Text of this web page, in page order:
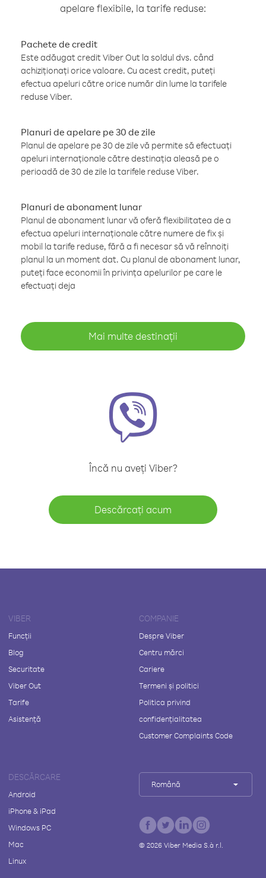
apelare flexibile, la tarife reduse:
Pachete de credit
Este adăugat credit Viber Out la soldul dvs. când
achiziționați orice valoare. Cu acest credit, puteți
efectua apeluri către orice număr din lume la tarifele
reduse Viber.
Planuri de apelare pe 30 de zile
Planul de apelare pe 30 de zile vă permite să efectuați
apeluri internaționale către destinația aleasă pe o
perioadă de 30 de zile la tarifele reduse Viber.
Planuri de abonament lunar
Planul de abonament lunar vă oferă flexibilitatea de a
efectua apeluri internaționale către numere de fix și
mobil la tarife reduse, fără a fi necesar să vă reînnoiți
planul la un moment dat. Cu planul de abonament lunar,
puteți face economii în privința apelurilor pe care le
efectuați deja
Mai multe destinații
Încă nu aveți Viber?
Descărcați acum
VIBER
Funcții
Blog
Securitate
Viber Out
Tarife
Asistență
COMPANIE
Despre Viber
Centru mărci
Cariere
Termeni și politici
Politica privind
confidențialitatea
Customer Complaints Code
DESCĂRCARE
Android
iPhone & iPad
Windows PC
Mac
Linux
Română
© 2026Viber Media S.à r.l.